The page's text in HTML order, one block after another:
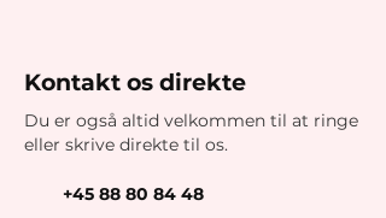
Kontakt os direkte
Du er også altid velkommen til at ringe
eller skrive direkte til os.
+45 88 80 84 48